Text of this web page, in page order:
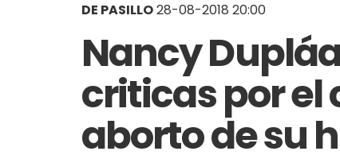
DE PASILLO28-08-2018 20:00
Nancy
criticas por
aborto de su